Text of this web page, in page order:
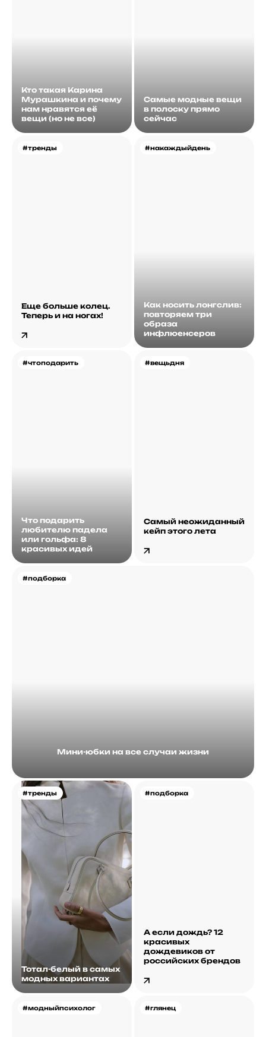
Кто такая Карина
Мурашкина и почему
нам нравятся её
вещи (но не все)
Самые модные вещи
в полоску прямо
сейчас
#тренды
Еще больше колец.
Теперь и на ногах!
#накаждыйдень
Как носить лонгслив:
повторяем три
образа
инфлюенсеров
#чтоподарить
Что подарить
любителю падела
или гольфа: 8
красивых идей
#подборка
Мини-юбки на все случаи жизни
#вещьдня
Самый неожиданный
кейп этого лета
#тренды
Тотал-белый в самых
модных вариантах
#подборка
А если дождь? 12
красивых
дождевиков от
российских брендов
#модныйпсихолог #глянец